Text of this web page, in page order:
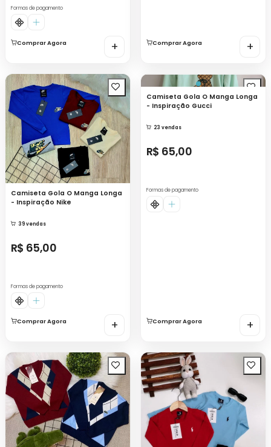
Formas de pagamento
Comprar Agora + Comprar Agora +
Camiseta Gola O Manga Longa
- Inspiração Nike
39 vendas
R$ 65,00
Formas de pagamento
Comprar Agora +
Camiseta Gola O Manga Longa
- Inspiração Gucci
23 vendas
R$ 65,00
Formas de pagamento
Comprar Agora +